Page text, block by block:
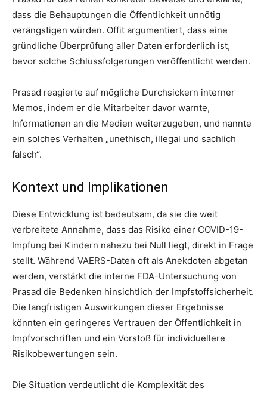
dass die Behauptungen die Öffentlichkeit unnötig
verängstigen würden. Offit argumentiert, dass eine
gründliche Überprüfung aller Daten erforderlich ist,
bevor solche Schlussfolgerungen veröffentlicht werden.
Prasad reagierte auf mögliche Durchsickern interner
Memos, indem er die Mitarbeiter davor warnte,
Informationen an die Medien weiterzugeben, und nannte
ein solches Verhalten „unethisch, illegal und sachlich
falsch“.
Kontext und Implikationen
Diese Entwicklung ist bedeutsam, da sie die weit
verbreitete Annahme, dass das Risiko einer COVID-19-
Impfung bei Kindern nahezu bei Null liegt, direkt in Frage
stellt. Während VAERS-Daten oft als Anekdoten abgetan
werden, verstärkt die interne FDA-Untersuchung von
Prasad die Bedenken hinsichtlich der Impfstoffsicherheit.
Die langfristigen Auswirkungen dieser Ergebnisse
könnten ein geringeres Vertrauen der Öffentlichkeit in
Impfvorschriften und ein Vorstoß für individuellere
Risikobewertungen sein.
Die Situation verdeutlicht die Komplexität des